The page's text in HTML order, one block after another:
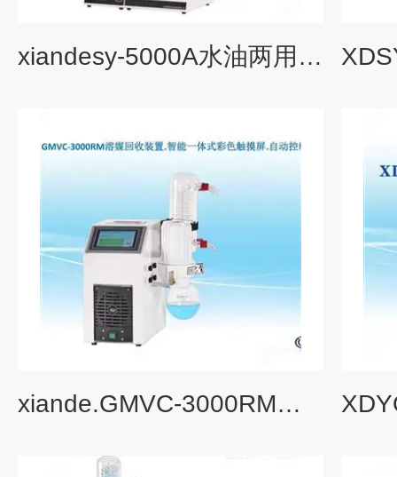
xiandesy-5000A水油两用旋蒸仪xiandesy
xiande.GMVC-3000RM溶媒回收装置